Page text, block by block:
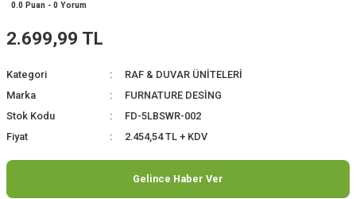
0.0 Puan - 0 Yorum
2.699,99 TL
Kategori
RAF & DUVAR ÜNİTELERİ
Marka
FURNATURE DESİNG
Stok Kodu
FD-5LBSWR-002
Fiyat
2.454,54 TL + KDV
Gelince Haber Ver